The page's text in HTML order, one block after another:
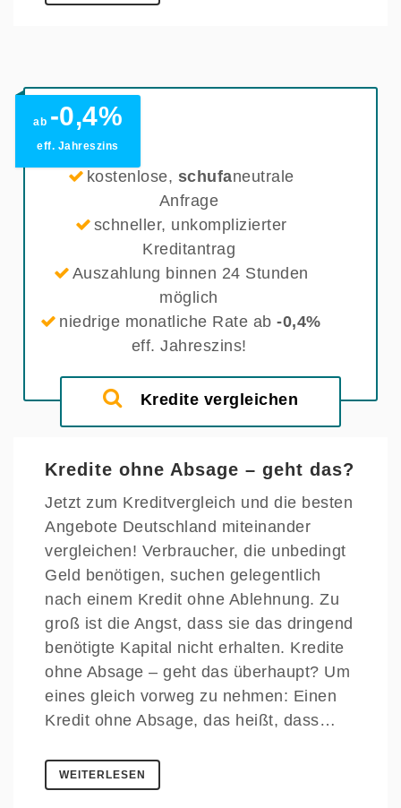
ab -0,4%
eff. Jahreszins
kostenlose, schufaneutrale
Anfrage
schneller, unkomplizierter
Kreditantrag
Auszahlung binnen 24 Stunden
möglich
niedrige monatliche Rate ab-0,4%
eff. Jahreszins!
Kredite vergleichen
Kredite ohne Absage – geht das?
Jetzt zum Kreditvergleich und die besten
Angebote Deutschland miteinander
vergleichen! Verbraucher, die unbedingt
Geld benötigen, suchen gelegentlich
nach einem Kredit ohne Ablehnung. Zu
groß ist die Angst, dass sie das dringend
benötigte Kapital nicht erhalten. Kredite
ohne Absage – geht das überhaupt? Um
eines gleich vorweg zu nehmen: Einen
Kredit ohne Absage, das heißt, dass…
WEITERLESEN